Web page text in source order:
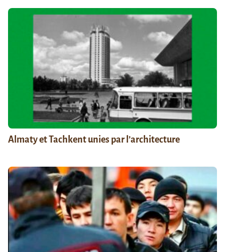
Almaty et Tachkent unies par l’architecture